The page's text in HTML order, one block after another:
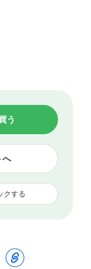
へ
う
クする